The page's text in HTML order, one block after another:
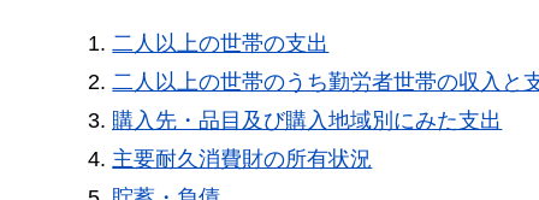
二人以上の世帯の支出
二人以上の世帯のうち勤労者世帯の収入と
購入先・品目及び購入地域別にみた支出
主要耐久消費財の所有状況